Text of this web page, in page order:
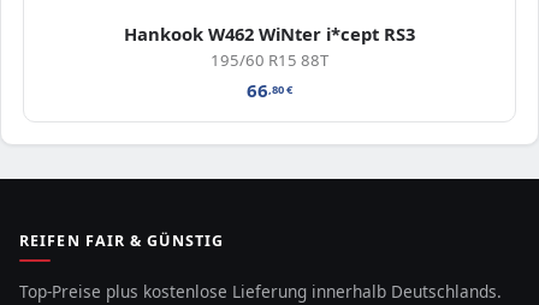
Hankook W462 WiNter i*cept RS3
195/60 R15 88T
66,80€
REIFEN FAIR & GÜNSTIG
Top-Preise plus kostenlose Lieferung innerhalb Deutschlands.